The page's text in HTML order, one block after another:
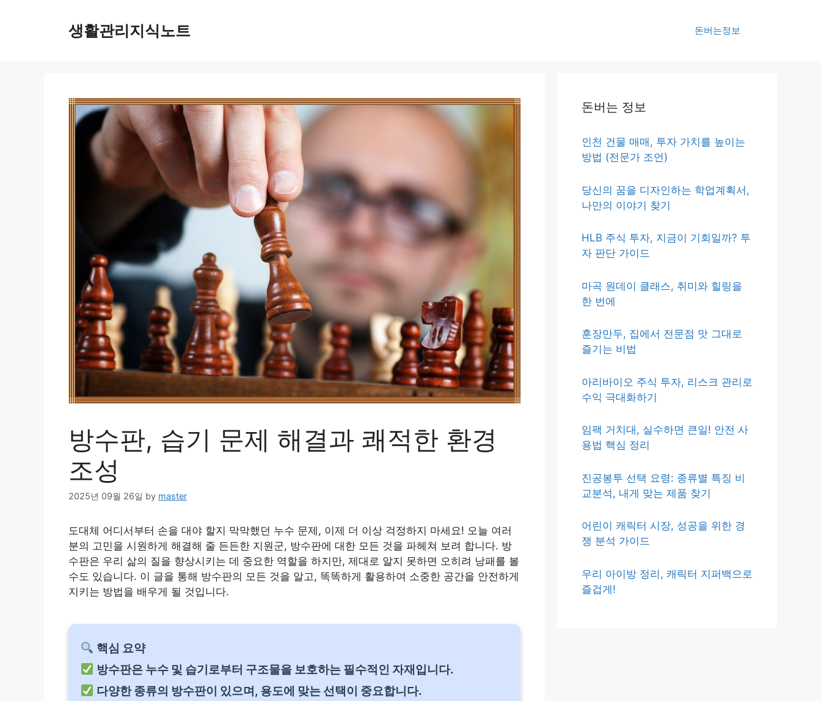
생활관리지식노트 돈버는정보
방수판, 습기 문제 해결과 쾌적한 환경
조성
2025년 09월 26일 by master
도대체 어디서부터 손을 대야 할지 막막했던 누수 문제, 이제 더 이상 걱정하지 마세요! 오늘 여러
분의 고민을 시원하게 해결해 줄 든든한 지원군, 방수판에 대한 모든 것을 파헤쳐 보려 합니다. 방
수판은 우리 삶의 질을 향상시키는 데 중요한 역할을 하지만, 제대로 알지 못하면 오히려 낭패를 볼
수도 있습니다. 이 글을 통해 방수판의 모든 것을 알고, 똑똑하게 활용하여 소중한 공간을 안전하게
지키는 방법을 배우게 될 것입니다.
핵심 요약
방수판은 누수 및 습기로부터 구조물을 보호하는 필수적인 자재입니다.
다양한 종류의 방수판이 있으며, 용도에 맞는 선택이 중요합니다.
돈버는 정보
인천 건물 매매, 투자 가치를 높이는
방법 (전문가 조언)
당신의 꿈을 디자인하는 학업계획서,
나만의 이야기 찾기
HLB 주식 투자, 지금이 기회일까? 투
자 판단 가이드
마곡 원데이 클래스, 취미와 힐링을
한 번에
훈장만두, 집에서 전문점 맛 그대로
즐기는 비법
아리바이오 주식 투자, 리스크 관리로
수익 극대화하기
임팩 거치대, 실수하면 큰일! 안전 사
용법 핵심 정리
진공봉투 선택 요령: 종류별 특징 비
교분석, 내게 맞는 제품 찾기
어린이 캐릭터 시장, 성공을 위한 경
쟁 분석 가이드
우리 아이방 정리, 캐릭터 지퍼백으로
즐겁게!